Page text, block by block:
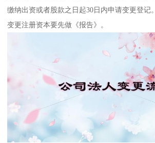
缴纳出资或者股款之日起30日内申请变更登记。
变更注册资本要先做《报告》。